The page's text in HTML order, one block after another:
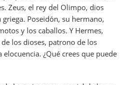
Zeus, el rey del Olimpo, dios
Poseidón, su hermano,
y los caballos. Y Hermes,
los dioses, patrono de los
¿Qué crees que puede